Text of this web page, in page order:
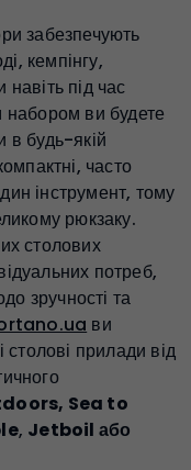
забезпечують
кемпінгу,
під час
набором ви будете
в будь-якій
часто
інструмент, тому
рюкзаку.
столових
потреб,
зручності та
ви
столові прилади від
Sea to
, Jetboil або